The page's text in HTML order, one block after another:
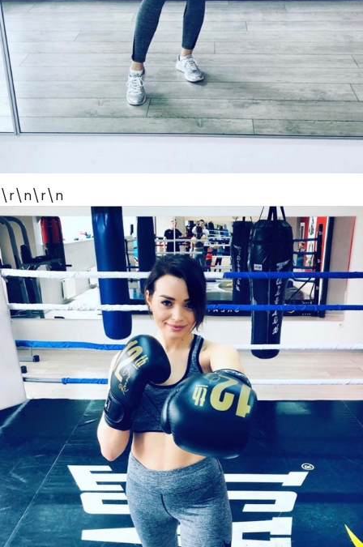
\r\n\r\n